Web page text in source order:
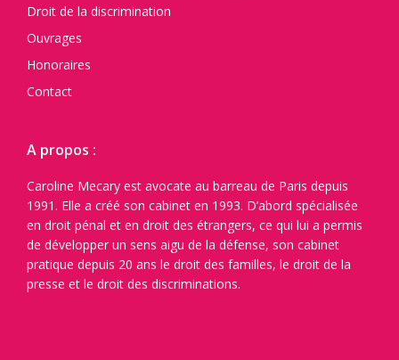
Droit de la discrimination
Ouvrages
Honoraires
Contact
A propos :
Caroline Mecary est avocate au barreau de Paris depuis
1991. Elle a créé son cabinet en 1993. D’abord spécialisée
en droit pénal et en droit des étrangers, ce qui lui a permis
de développer un sens aigu de la défense, son cabinet
pratique depuis 20 ans le droit des familles, le droit de la
presse et le droit des discriminations.